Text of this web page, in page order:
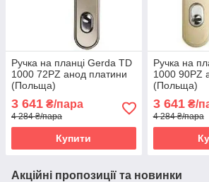
Ручка на планці Gerda TD
1000 72PZ анод платини
(Польща)
3 641 ₴/пара
4 284 ₴/пара
Купити
Ручка на
1000 90PZ
(Польща)
3 641₴/
4 284 ₴/пара
Акційні пропозиції та новинки